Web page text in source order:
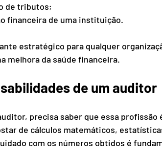
de tributos;
financeira de uma instituição.
estratégico para qualquer
melhora da saúde financeira.
de um auditor
precisa saber que essa profissão
de cálculos matemáticos,
com os números obtidos é